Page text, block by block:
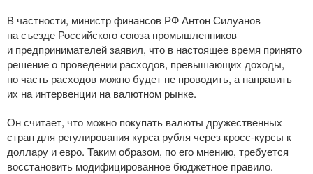
В частности, министр финансов РФ Антон Силуанов
на съезде Российского союза промышленников
и предпринимателей заявил, что в настоящее время принято
решение о проведении расходов, превышающих доходы,
но часть расходов можно будет не проводить, а направить
их на интервенции на валютном рынке.
Он считает, что можно покупать валюты дружественных
стран для регулирования курса рубля через кросс-курсы к
доллару и евро. Таким образом, по его мнению, требуется
восстановить модифицированное бюджетное правило.